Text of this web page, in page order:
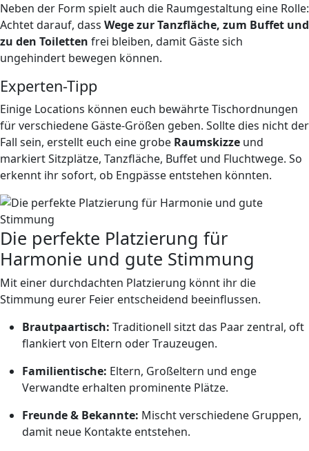
Neben der Form spielt auch die Raumgestaltung eine Rolle:
Achtet darauf, dass Wege zur Tanzfläche, zum Buffet und
zu den Toiletten frei bleiben, damit Gäste sich
ungehindert bewegen können.
Experten-Tipp
Einige Locations können euch bewährte Tischordnungen
für verschiedene Gäste-Größen geben. Sollte dies nicht der
Fall sein, erstellt euch eine grobe Raumskizze und
markiert Sitzplätze, Tanzfläche, Buffet und Fluchtwege. So
erkennt ihr sofort, ob Engpässe entstehen könnten.
Die perfekte Platzierung für
Harmonie und gute Stimmung
Mit einer durchdachten Platzierung könnt ihr die
Stimmung eurer Feier entscheidend beeinflussen.
Brautpaartisch: Traditionell sitzt das Paar zentral, oft
flankiert von Eltern oder Trauzeugen.
Familientische: Eltern, Großeltern und enge
Verwandte erhalten prominente Plätze.
Freunde & Bekannte: Mischt verschiedene Gruppen,
damit neue Kontakte entstehen.